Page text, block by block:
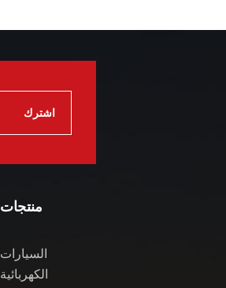
منتجات
السيارات
الكهربائية